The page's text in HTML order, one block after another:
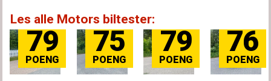
Les alle Motors biltester:
79 75 79 76